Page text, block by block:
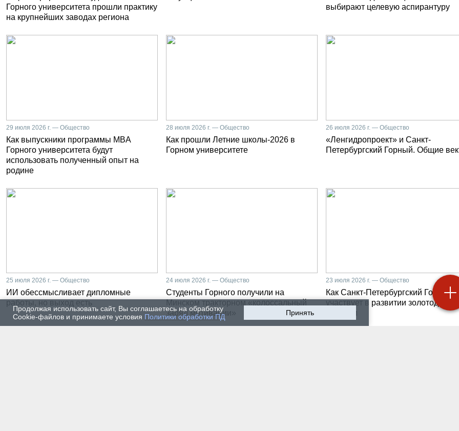
Продолжая использовать сайт, Вы соглашаетесь на обработку
Cookie-файлов и принимаете условия Политики обработки ПД Принять
Горного университета прошли практику
на крупнейших заводах региона
выбирают целевую аспирантуру
29 июля 2026 г. — Общество
Как выпускники программы MBA
Горного университета будут
использовать полученный опыт на
родине
28 июля 2026 г. — Общество
Как прошли Летние школы-2026 в
Горном университете
26 июля 2026 г. — Общество
«Ленгидропроект» и Санкт-
Петербургский Горный. Общие
25 июля 2026 г. — Общество
ИИ обессмысливает дипломные
работы, но выход есть
24 июля 2026 г. — Общество
Студенты Горного получили на
Минском тракторном «колоссальный
заряд мотивации»
23 июля 2026 г. — Общество
Как Санкт-Петербургский Горный
участвует в развитии
Бурятии